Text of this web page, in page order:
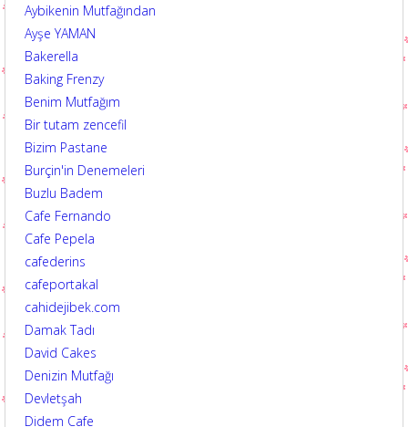
Aybikenin Mutfağından
Ayşe YAMAN
Bakerella
Baking Frenzy
Benim Mutfağım
Bir tutam zencefil
Bizim Pastane
Burçin'in Denemeleri
Buzlu Badem
Cafe Fernando
Cafe Pepela
cafederins
cafeportakal
cahidejibek.com
Damak Tadı
David Cakes
Denizin Mutfağı
Devletşah
Didem Cafe